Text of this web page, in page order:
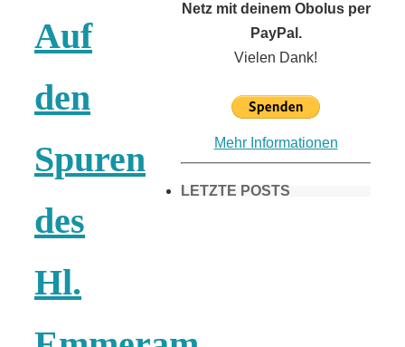
Auf
den
Spuren
des
Hl.
Netz mit deinem Obolus per
PayPal.
Vielen Dank!
Mehr Informationen
LETZTE POSTS